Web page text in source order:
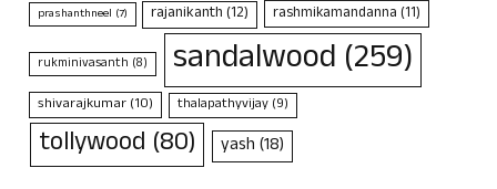
prashanthneel (7) rajanikanth(12) rashmikamandanna(11)
rukminivasanth (8) sandalwood (259)
shivarajkumar(10) thalapathyvijay(9)
tollywood (80) yash(18)